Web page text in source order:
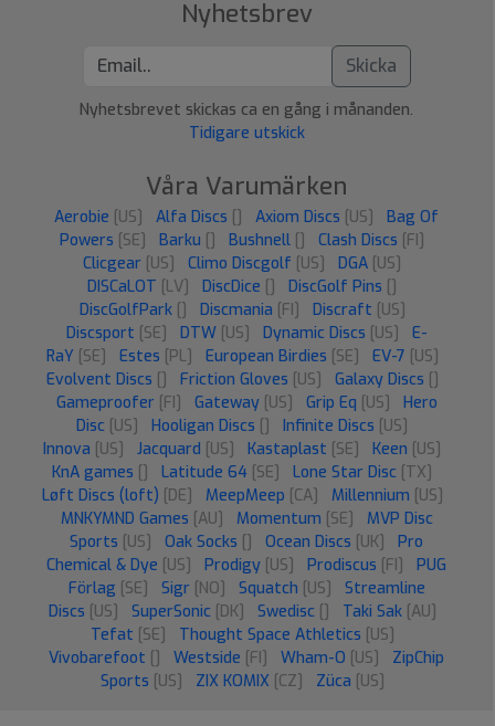
Nyhetsbrev
Skicka
Nyhetsbrevet skickas ca en gång i månanden.
Tidigare utskick
Våra Varumärken
Aerobie [US] Alfa Discs [] Axiom Discs [US]
Bag Of
Powers [SE] Barku [] Bushnell [] Clash Discs [FI]
Clicgear [US] Climo Discgolf [US] DGA [US]
DISCaLOT [LV] DiscDice [] DiscGolf Pins []
DiscGolfPark [] Discmania [FI] Discraft [US]
Discsport [SE] DTW [US] Dynamic Discs [US]
E-
RaY [SE] Estes [PL] European Birdies [SE] EV-7 [US]
Evolvent Discs [] Friction Gloves [US] Galaxy Discs []
Gameproofer [FI] Gateway [US] Grip Eq [US]
Hero
Disc [US] Hooligan Discs [] Infinite Discs [US]
Innova [US] Jacquard [US] Kastaplast [SE] Keen [US]
KnA games [] Latitude 64 [SE] Lone Star Disc [TX]
Løft Discs (loft) [DE] MeepMeep [CA] Millennium [US]
MNKYMND Games [AU] Momentum [SE]
MVP Disc
Sports [US] Oak Socks [] Ocean Discs [UK]
Pro
Chemical & Dye [US] Prodigy [US] Prodiscus [FI]
PUG
Förlag [SE] Sigr [NO] Squatch [US]
Streamline
Discs [US] SuperSonic [DK] Swedisc [] Taki Sak [AU]
Tefat [SE] Thought Space Athletics [US]
Vivobarefoot [] Westside [FI] Wham-O [US]
ZipChip
Sports [US] ZIX KOMIX [CZ] Züca [US]